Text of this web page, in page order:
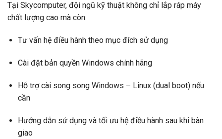
Tại Skycomputer, đội ngũ kỹ thuật không chỉ lắp ráp máy
chất lượng cao mà còn:
Tư vấn hệ điều hành theo mục đích sử dụng
Cài đặt bản quyền Windows chính hãng
Hỗ trợ cài song song Windows – Linux (dual boot) nếu
cần
Hướng dẫn sử dụng và tối ưu hệ điều hành sau khi bàn
giao